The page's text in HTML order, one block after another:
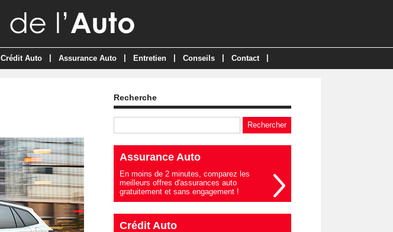
Crédit Auto Assurance Auto Entretien Conseils Contact
Recherche
Assurance Auto
En moins de 2 minutes, comparez les
meilleurs offres d'assurances auto
gratuitement et sans engagement !
Crédit Auto